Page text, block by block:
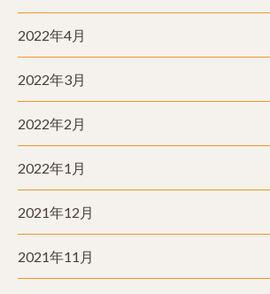
2022年4月
2022年3月
2022年2月
2022年1月
2021年12月
2021年11月